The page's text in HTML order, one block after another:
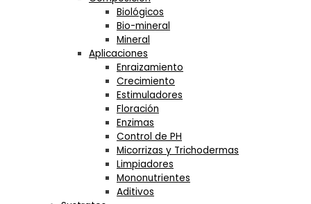
Biológicos
Bio-mineral
Mineral
Aplicaciones
Enraizamiento
Crecimiento
Estimuladores
Floración
Enzimas
Control de PH
Micorrizas y Trichodermas
Limpiadores
Mononutrientes
Aditivos